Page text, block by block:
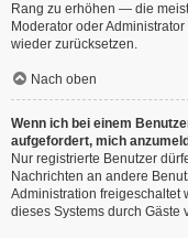
Rang zu erhöhen — die
Moderator oder
wieder zurücksetzen.
Nach oben
Wenn ich bei einem
aufgefordert, mich
Nur registrierte Benutzer
Nachrichten an andere
Administration freigeschaltet
dieses Systems durch Gäste